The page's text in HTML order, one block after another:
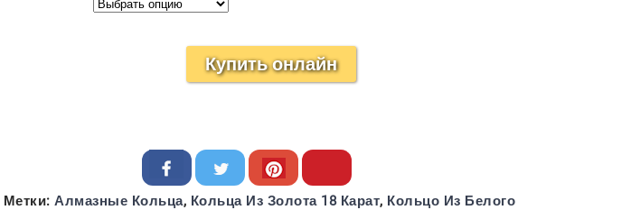
Купить онлайн
Метки:Алмазные Кольца, Кольца Из Золота 18 Карат, Кольцо Из Белого